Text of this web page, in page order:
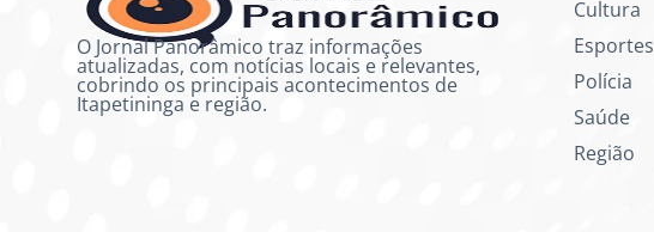
O Jornal Panorâmico traz informações
atualizadas, com notícias locais e relevantes,
cobrindo os principais acontecimentos de
Itapetininga e região.
Cultura
Esportes
Polícia
Saúde
Região